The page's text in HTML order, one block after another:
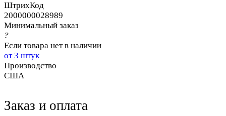
ШтрихКод
2000000028989
Минимальный заказ
?
Если товара нет в наличии
от 3 штук
Производство
США
Заказ и оплата